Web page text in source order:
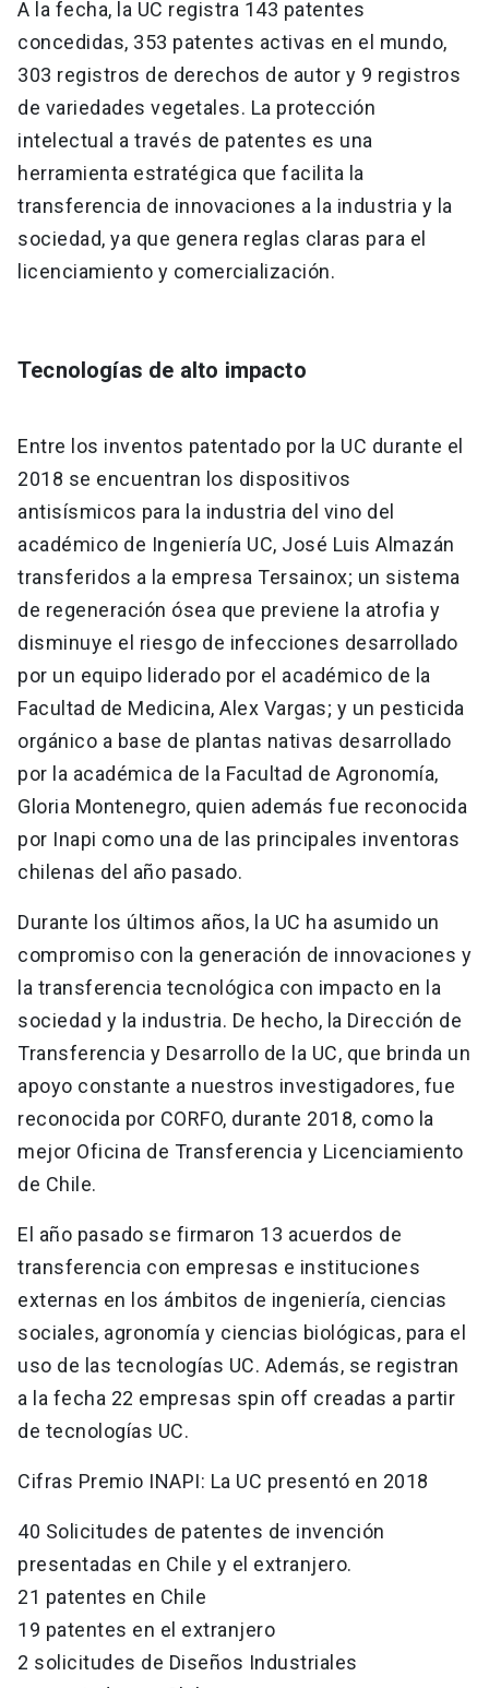
A la fecha, la UC registra 143 patentes
concedidas, 353 patentes activas en el mundo,
303 registros de derechos de autor y 9 registros
de variedades vegetales. La protección
intelectual a través de patentes es una
herramienta estratégica que facilita la
transferencia de innovaciones a la industria y la
sociedad, ya que genera reglas claras para el
licenciamiento y comercialización.
Tecnologías de alto impacto
Entre los inventos patentado por la UC durante el
2018 se encuentran los dispositivos
antisísmicos para la industria del vino del
académico de Ingeniería UC, José Luis Almazán
transferidos a la empresa Tersainox; un sistema
de regeneración ósea que previene la atrofia y
disminuye el riesgo de infecciones desarrollado
por un equipo liderado por el académico de la
Facultad de Medicina, Alex Vargas; y un pesticida
orgánico a base de plantas nativas desarrollado
por la académica de la Facultad de Agronomía,
Gloria Montenegro, quien además fue reconocida
por Inapi como una de las principales inventoras
chilenas del año pasado.
Durante los últimos años, la UC ha asumido un
compromiso con la generación de innovaciones y
la transferencia tecnológica con impacto en la
sociedad y la industria. De hecho, la Dirección de
Transferencia y Desarrollo de la UC, que brinda un
apoyo constante a nuestros investigadores, fue
reconocida por CORFO, durante 2018, como la
mejor Oficina de Transferencia y Licenciamiento
de Chile.
El año pasado se firmaron 13 acuerdos de
transferencia con empresas e instituciones
externas en los ámbitos de ingeniería, ciencias
sociales, agronomía y ciencias biológicas, para el
uso de las tecnologías UC. Además, se registran
a la fecha 22 empresas spin off creadas a partir
de tecnologías UC.
Cifras Premio INAPI: La UC presentó en 2018
40 Solicitudes de patentes de invención
presentadas en Chile y el extranjero.
21 patentes en Chile
19 patentes en el extranjero
2 solicitudes de Diseños Industriales